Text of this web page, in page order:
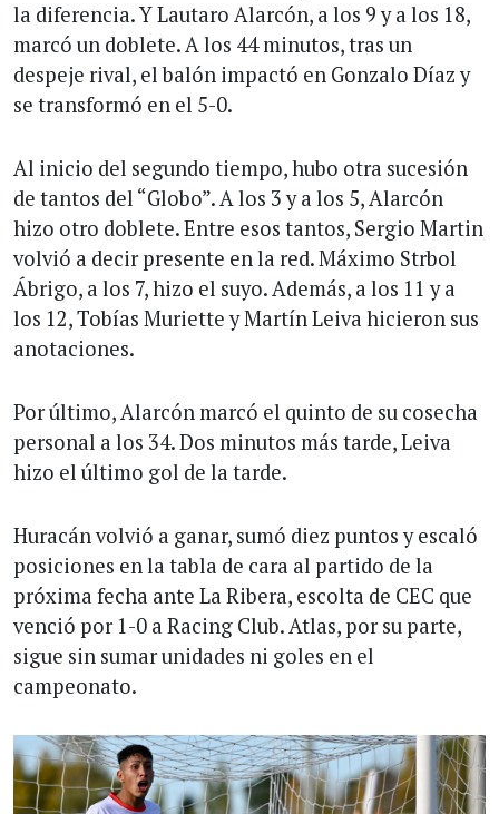
la diferencia. Y Lautaro Alarcón, a los 9 y a los 18,
marcó un doblete. A los 44 minutos, tras un
despeje rival, el balón impactó en Gonzalo Díaz y
se transformó en el 5-0.
Al inicio del segundo tiempo, hubo otra sucesión
de tantos del “Globo”. A los 3 y a los 5, Alarcón
hizo otro doblete. Entre esos tantos, Sergio Martin
volvió a decir presente en la red. Máximo Strbol
Ábrigo, a los 7, hizo el suyo. Además, a los 11 y a
los 12, Tobías Muriette y Martín Leiva hicieron sus
anotaciones.
Por último, Alarcón marcó el quinto de su cosecha
personal a los 34. Dos minutos más tarde, Leiva
hizo el último gol de la tarde.
Huracán volvió a ganar, sumó diez puntos y escaló
posiciones en la tabla de cara al partido de la
próxima fecha ante La Ribera, escolta de CEC que
venció por 1-0 a Racing Club. Atlas, por su parte,
sigue sin sumar unidades ni goles en el
campeonato.